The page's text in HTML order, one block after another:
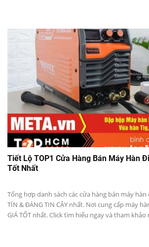
tại
Thành
phố
Hồ
Chí
Tiết Lộ TOP1 Cửa Hàng Bán Máy Hàn
Tốt Nhất
Tổng hợp danh sách các cửa hàng bán máy
TÍN & ĐÁNG TIN CẬY nhất. Nơi cung cấp máy
GIÁ TỐT nhất. Click tìm hiểu ngay và tham